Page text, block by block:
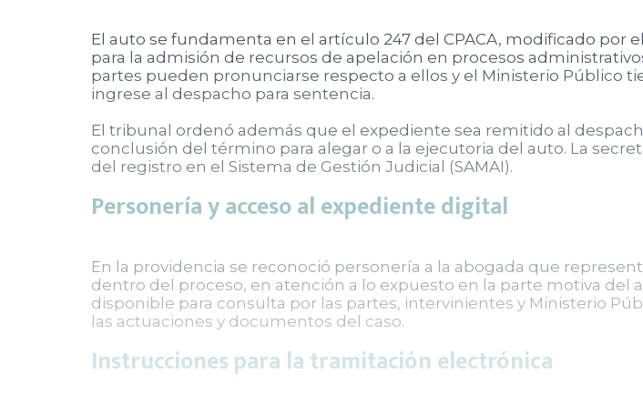
El auto se fundamenta en el artículo 247 del CPACA, modificado por
para la admisión de recursos de apelación en procesos
partes pueden pronunciarse respecto a ellos y el Ministerio Público
ingrese al despacho para sentencia.
El tribunal ordenó además que el expediente sea remitido al
conclusión del término para alegar o a la ejecutoria del auto. La
del registro en el Sistema de Gestión Judicial (SAMAI).
Personería y acceso al expediente digital
En la providencia se reconoció personería a la abogada que
dentro del proceso, en atención a lo expuesto en la parte motiva del
disponible para consulta por las partes, intervinientes y Ministerio
las actuaciones y documentos del caso.
Instrucciones para la tramitación electrónica